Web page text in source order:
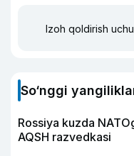
Izoh qoldirish
So‘nggi
Rossiya kuzda
AQSH razvedkasi